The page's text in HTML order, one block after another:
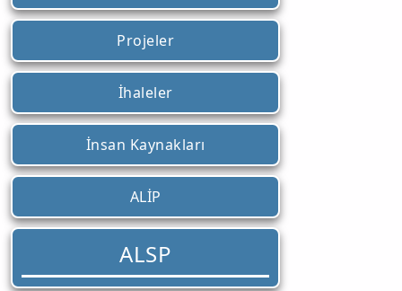
Projeler
İhaleler
İnsan Kaynakları
ALİP
ALSP